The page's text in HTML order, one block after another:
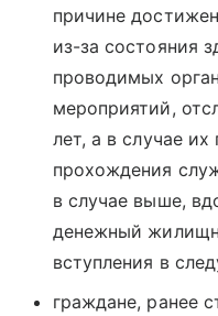
причине
из-за состояния
проводимых
мероприятий,
лет, а в случае
прохождения
в случае выше,
денежный
вступления в
граждане, ранее